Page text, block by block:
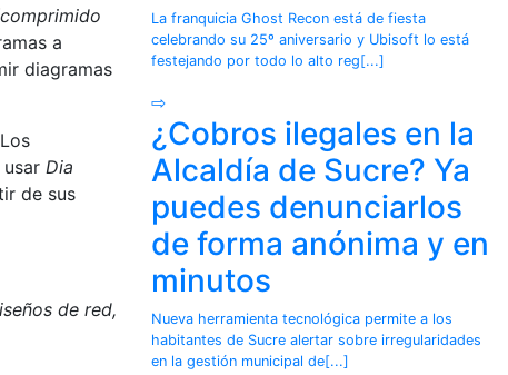
a
diagramas
Dia
de sus
de red,
La franquicia Ghost Recon está de fiesta
celebrando su 25º aniversario y Ubisoft lo está
festejando por todo lo alto reg[...]
⇨
¿Cobros ilegales en la
Alcaldía de Sucre? Ya
puedes denunciarlos
de forma anónima y en
minutos
Nueva herramienta tecnológica permite a los
habitantes de Sucre alertar sobre irregularidades
en la gestión municipal de[...]